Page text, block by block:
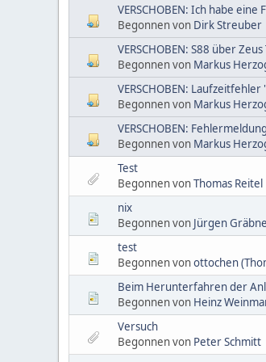
VERSCHOBEN: Ich habe eine
Begonnen von Dirk Streuber
VERSCHOBEN: S88 über
Begonnen von Markus
VERSCHOBEN:
Begonnen von Markus
VERSCHOBEN:
Begonnen von Markus
Test
Begonnen vonThomas Reitel
nix
Begonnen von Jürgen
test
Begonnen vonottochen
Beim Herunterfahren der
Begonnen von Heinz
Versuch
Begonnen von Peter Schmitt